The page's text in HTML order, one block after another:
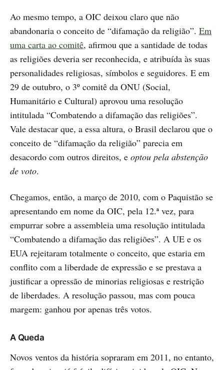
Ao mesmo tempo, a OIC deixou claro que não
abandonaria o conceito de “difamação da religião”. Em
uma carta ao comitê, afirmou que a santidade de todas
as religiões deveria ser reconhecida, e atribuída às suas
personalidades religiosas, símbolos e seguidores. E em
29 de outubro, o 3º comitê da ONU (Social,
Humanitário e Cultural) aprovou uma resolução
intitulada “Combatendo a difamação das religiões”.
Vale destacar que, a essa altura, o Brasil declarou que o
conceito de “difamação da religião” parecia em
desacordo com outros direitos, e optou pela abstenção
de voto.
Chegamos, então, a março de 2010, com o Paquistão se
apresentando em nome da OIC, pela 12.ª vez, para
empurrar sobre a assembleia uma resolução intitulada
“Combatendo a difamação das religiões”. A UE e os
EUA rejeitaram totalmente o conceito, que estaria em
conflito com a liberdade de expressão e se prestava a
justificar a opressão de minorias religiosas e restrição
de liberdades. A resolução passou, mas com pouca
margem: ganhou por apenas três votos.
A Queda
Novos ventos da história sopraram em 2011, no entanto,